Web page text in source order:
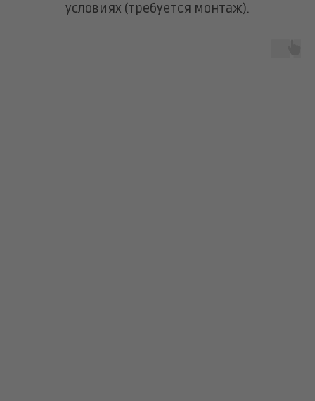
условиях (требуется монтаж).